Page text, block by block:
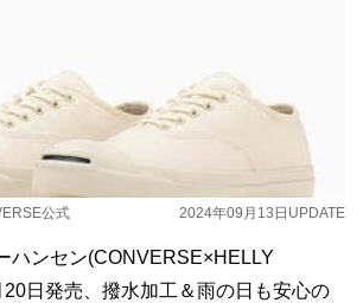
2024年09月13日 UPDATE
公式
ハンセン(CONVERSE×HELLY
日発売、撥水加工＆雨の日も安心の